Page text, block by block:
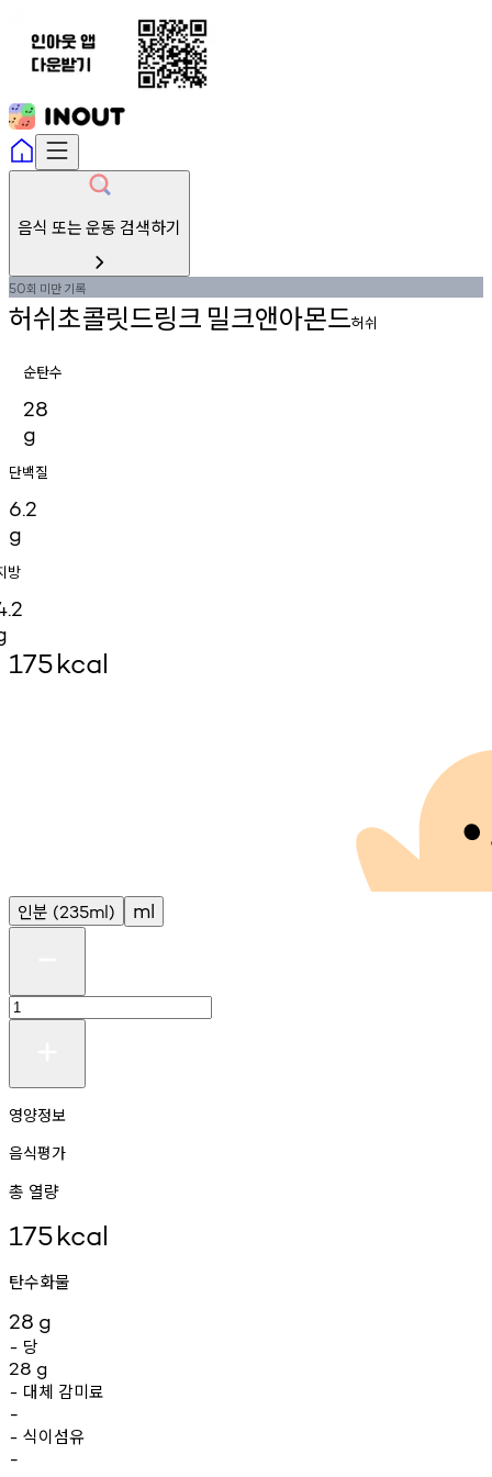
음식 또는 운동 검색하기
50회 미만기록
허쉬초콜릿드링크 밀크앤아몬드허쉬
순탄수
28
g
단백질
6.2
g
방
175kcal
인분 (235ml) ml
영양정보
음식평가
총 열량
175kcal
탄수화물
28 g
- 당
28 g
- 대체 감미료
-
- 식이섬유
-